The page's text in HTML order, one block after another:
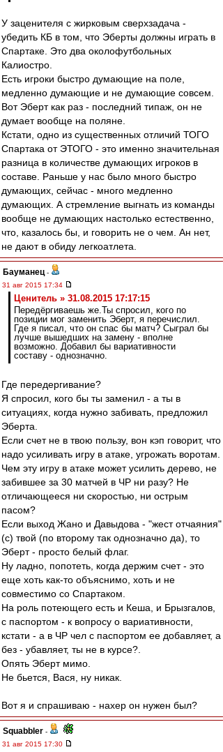
У заценителя с жирковым сверхзадача -
убедить КБ в том, что Эберты должны играть в
Спартаке. Это два околофутбольных
Калиостро.
Есть игроки быстро думающие на поле,
медленно думающие и не думающие совсем.
Вот Эберт как раз - последний типаж, он не
думает вообще на поляне.
Кстати, одно из существенных отличий ТОГО
Спартака от ЭТОГО - это именно значительная
разница в количестве думающих игроков в
составе. Раньше у нас было много быстро
думающих, сейчас - много медленно
думающих. А стремление выгнать из команды
вообще не думающих настолько естественно,
что, казалось бы, и говорить не о чем. Ан нет,
не дают в обиду легкоатлета.
Бауманец -
31 авг 2015 17:34
Ценитель » 31.08.2015 17:17:15
Передёргиваешь же.Ты спросил, кого по
позиции мог заменить Эберт, я перечислил.
Где я писал, что он спас бы матч? Сыграл бы
лучше вышедших на замену - вполне
возможно. Добавил бы вариативности
составу - однозначно.
Где передергивание?
Я спросил, кого бы ты заменил - а ты в
ситуациях, когда нужно забивать, предложил
Эберта.
Если счет не в твою пользу, вон кэп говорит, что
надо усиливать игру в атаке, угрожать воротам.
Чем эту игру в атаке может усилить дерево, не
забившее за 30 матчей в ЧР ни разу? Не
отличающееся ни скоростью, ни острым
пасом?
Если выход Жано и Давыдова - "жест отчаяния"
(с) твой (по второму так однозначно да), то
Эберт - просто белый флаг.
Ну ладно, попотеть, когда держим счет - это
еще хоть как-то объяснимо, хоть и не
совместимо со Спартаком.
На роль потеющего есть и Кеша, и Брызгалов,
с паспортом - к вопросу о вариативности,
кстати - а в ЧР чел с паспортом ее добавляет, а
без - убавляет, ты не в курсе?.
Опять Эберт мимо.
Не бьется, Вася, ну никак.
Вот я и спрашиваю - нахер он нужен был?
Squabbler -
31 авг 2015 17:30